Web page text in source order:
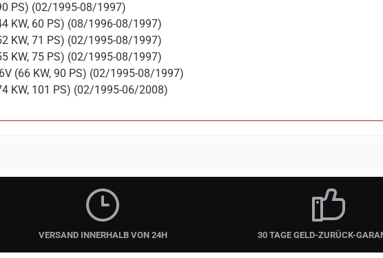
PS) (02/1995-08/1997)
KW, 60 PS) (08/1996-08/1997)
KW, 71 PS) (02/1995-08/1997)
KW, 75 PS) (02/1995-08/1997)
(66 KW, 90 PS) (02/1995-08/1997)
KW, 101 PS) (02/1995-06/2008)
VERSAND INNERHALB VON 24H 30 TAGE GELD-ZURÜCK-